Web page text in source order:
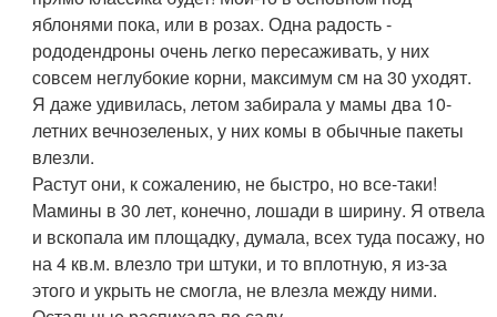
яблонями пока, или в розах. Одна радость -
рододендроны очень легко пересаживать, у них
совсем неглубокие корни, максимум см на 30 уходят.
Я даже удивилась, летом забирала у мамы два 10-
летних вечнозеленых, у них комы в обычные пакеты
влезли.
Растут они, к сожалению, не быстро, но все-таки!
Мамины в 30 лет, конечно, лошади в ширину. Я отвела
и вскопала им площадку, думала, всех туда посажу, но
на 4 кв.м. влезло три штуки, и то вплотную, я из-за
этого и укрыть не смогла, не влезла между ними.